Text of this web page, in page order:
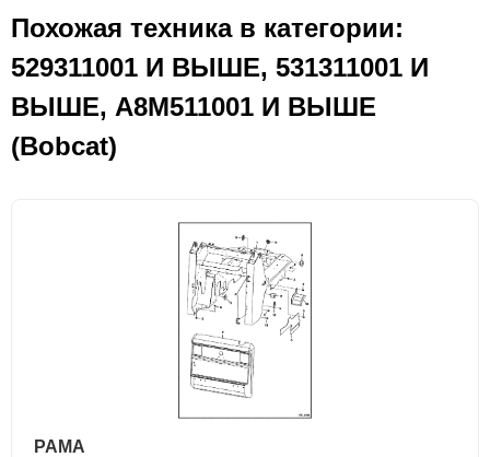
Похожая техника в категории:
529311001 И ВЫШЕ, 531311001 И
ВЫШЕ, A8M511001 И ВЫШЕ
(Bobcat)
РАМА